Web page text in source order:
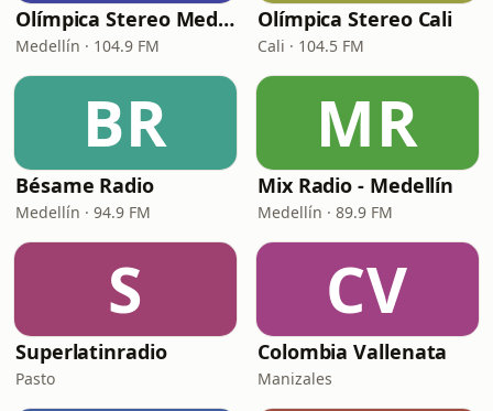
Olímpica Stereo Medellín
Medellín · 104.9 FM
Olímpica Stereo Cali
Cali · 104.5 FM
BR
Bésame Radio
Medellín · 94.9 FM
MR
Mix Radio - Medellín
Medellín · 89.9 FM
S
Superlatinradio
Pasto
CV
Colombia Vallenata
Manizales